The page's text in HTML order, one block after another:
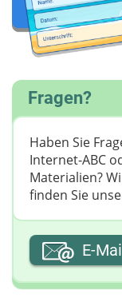
Fragen?
Haben Sie
Internet-ABC
Materialien?
finden Sie
Ihre E-Mail-
E-